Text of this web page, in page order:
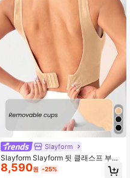
Slayform
Slayform Slayform 뒷 클래스프 부착
스포츠 브라
8,590원 -25%